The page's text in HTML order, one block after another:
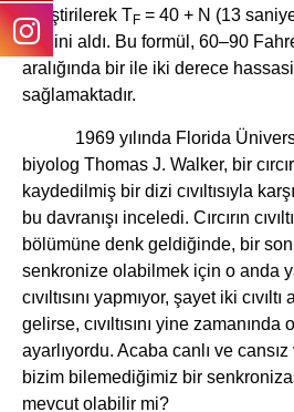
geliştirilerek TF = 40 + N (13
şeklini aldı. Bu formül, 60–90
aralığında bir ile iki derece
sağlamaktadır.
1969 yılında Florida
biyolog Thomas J. Walker, bir
kaydedilmiş bir dizi cıvıltısıyla
bu davranışı inceledi. Cırcırın
bölümüne denk geldiğinde, bir
senkronize olabilmek için o anda
cıvıltısını yapmıyor, şayet iki
gelirse, cıvıltısını yine
ayarlıyordu. Acaba canlı ve
bizim bilemediğimiz bir
mevcut olabilir mi?